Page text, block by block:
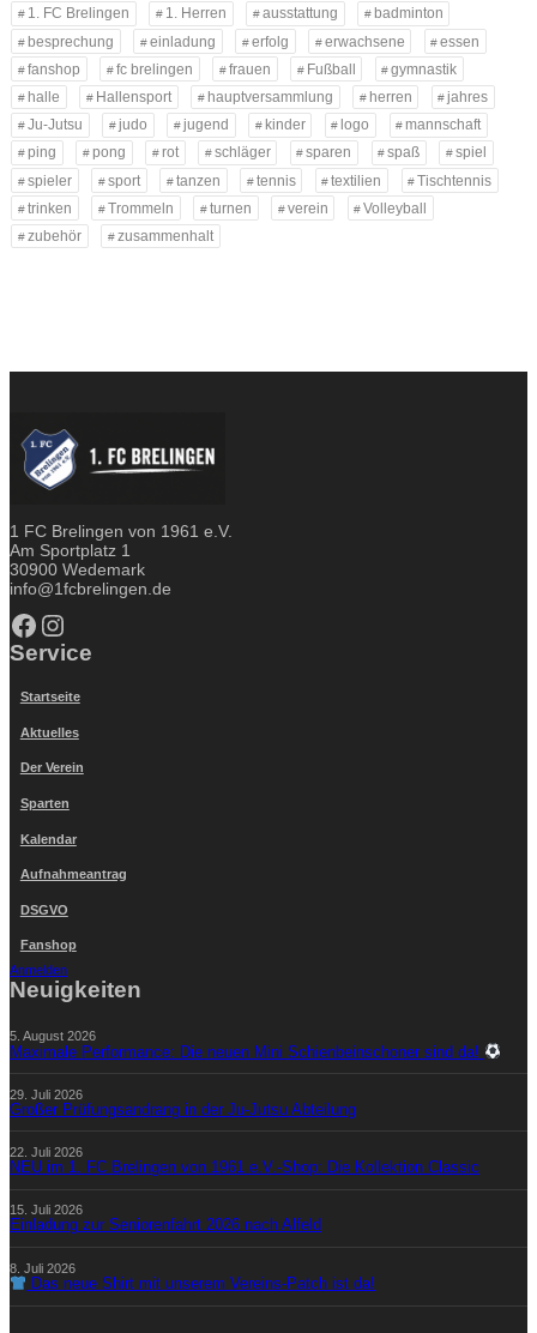
1. FC Brelingen 1. Herren ausstattung
badminton
besprechung
einladung erfolg erwachsene
essen
fanshop
fc brelingen frauen Fußball
gymnastik
halle
Hallensport hauptversammlung herren
jahres
Ju-Jutsu
judo jugend kinder logo
mannschaft
ping
pong rot schläger sparen spaß
spiel
spieler
sport tanzen tennis textilien
Tischtennis
trinken
Trommeln turnen verein
Volleyball
zubehör
zusammenhalt
1 FC Brelingen von 1961 e.V.
Am Sportplatz 1
30900 Wedemark
info@1fcbrelingen.de
Facebook Instagram
Service
Startseite
Aktuelles
Der Verein
Sparten
Kalendar
Aufnahmeantrag
DSGVO
Fanshop
Anmelden
Neuigkeiten
5. August 2026
Maximale Performance: Die neuen Mini Schienbeinschoner sind da!
29. Juli 2026
Großer Prüfungsandrang in der Ju-Jutsu Abteilung
22. Juli 2026
NEU im 1. FC Brelingen von 1961 e.V.-Shop: Die Kollektion Classic
15. Juli 2026
Einladung zur Seniorenfahrt 2026 nach Alfeld
8. Juli 2026
Das neue Shirt mit unserem Vereins-Patch ist da!